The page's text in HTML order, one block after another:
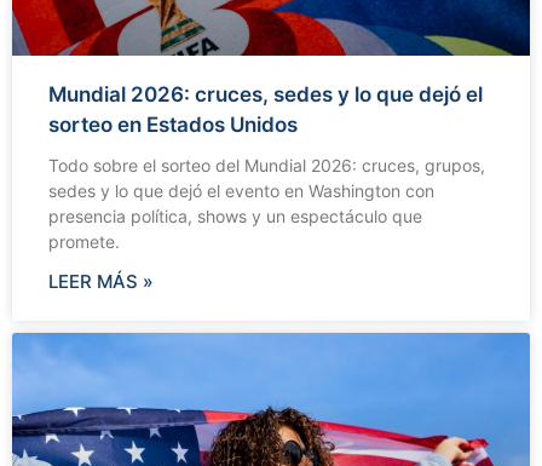
Mundial 2026: cruces, sedes y lo que dejó el
sorteo en Estados Unidos
Todo sobre el sorteo del Mundial 2026: cruces, grupos,
sedes y lo que dejó el evento en Washington con
presencia política, shows y un espectáculo que
promete.
LEER MÁS »